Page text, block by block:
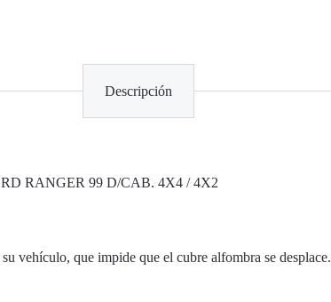
Descripción
RANGER 99 D/CAB. 4X4 / 4X2
vehículo, que impide que el cubre alfombra se desplace.